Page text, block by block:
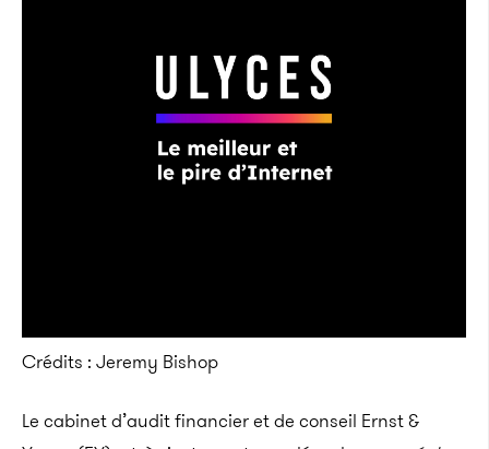
Crédits : Jeremy Bishop
Le cabinet d’audit financier et de conseil Ernst &